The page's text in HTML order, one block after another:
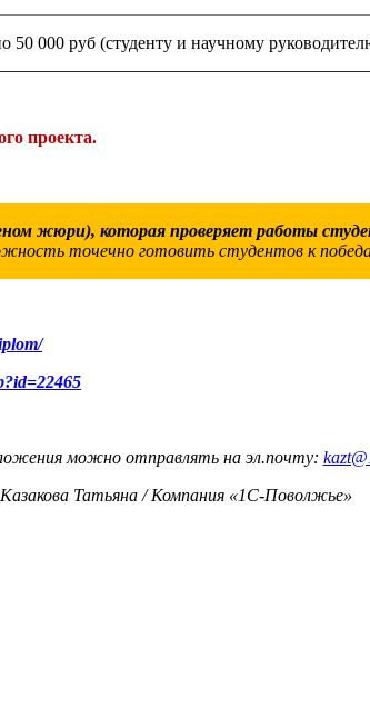
50 000 руб (студенту и научному
проекта.
жюри), которая проверяет работы
точечно готовить студентов к
можно отправлять на эл.почту:
Казакова Татьяна / Компания «1С-Поволжье»